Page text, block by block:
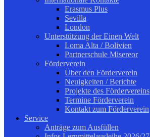
Erasmus Plus
Sevilla
London
Unterstützung der Einen Welt
Loma Alta / Bolivien
Partnerschule Misereor
Förderverein
Über den Förderverein
Neuigkeiten / Berichte
Projekte des Fördervereins
Termine Förderverein
Kontakt zum Förderverein
Service
Anträge zum Ausfüllen